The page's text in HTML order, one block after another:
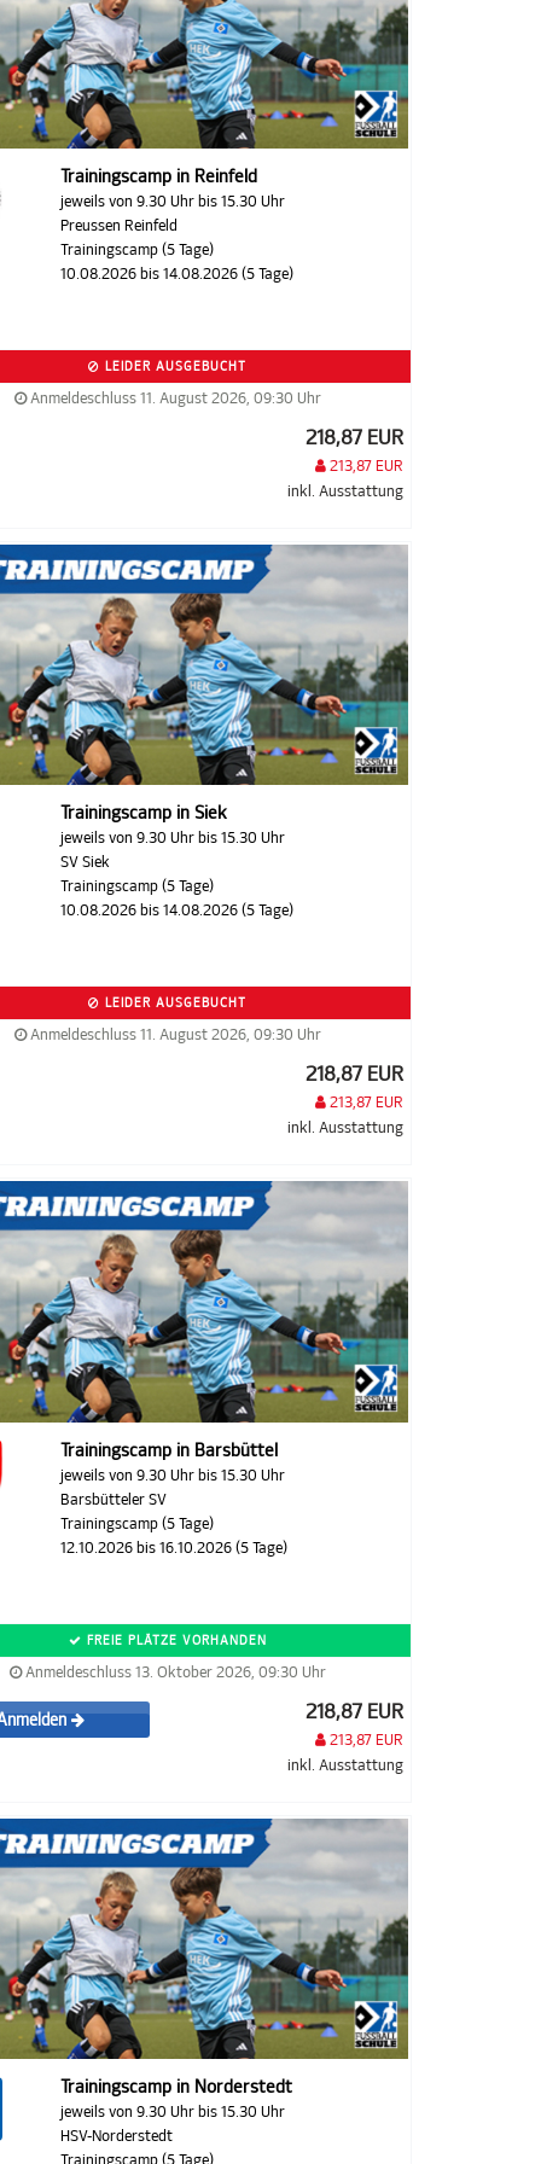
Trainingscamp in Reinfeld
jeweils von 9.30 Uhr bis 15.30 Uhr
Preussen Reinfeld
Trainingscamp (5 Tage)
10.08.2026 bis 14.08.2026 (5 Tage)
LEIDER AUSGEBUCHT
Anmeldeschluss 11. August 2026, 09:30 Uhr
218,87 EUR
213,87 EUR
inkl. Ausstattung
Trainingscamp in Siek
jeweils von 9.30 Uhr bis 15.30 Uhr
SV Siek
Trainingscamp (5 Tage)
10.08.2026 bis 14.08.2026 (5 Tage)
LEIDER AUSGEBUCHT
Anmeldeschluss 11. August 2026, 09:30 Uhr
218,87 EUR
213,87 EUR
inkl. Ausstattung
Trainingscamp in Barsbüttel
jeweils von 9.30 Uhr bis 15.30 Uhr
Barsbütteler SV
Trainingscamp (5 Tage)
12.10.2026 bis 16.10.2026 (5 Tage)
FREIE PLÄTZE VORHANDEN
Anmeldeschluss 13. Oktober 2026, 09:30 Uhr
218,87 EUR
213,87 EUR
inkl. Ausstattung
Trainingscamp in Norderstedt
jeweils von 9.30 Uhr bis 15.30 Uhr
HSV-Norderstedt
Trainingscamp (5 Tage)